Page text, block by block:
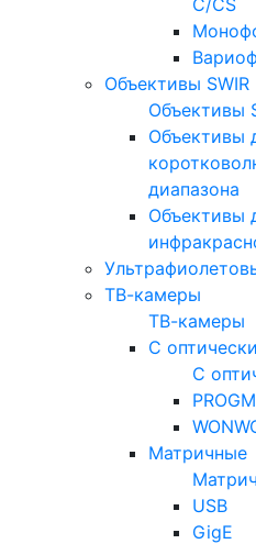
C/CS
Объективы SWIR
Объективы
Объективы
диапазона
Объективы
ТВ-камеры
ТВ-камеры
С
С
Матричные
USB
GigE